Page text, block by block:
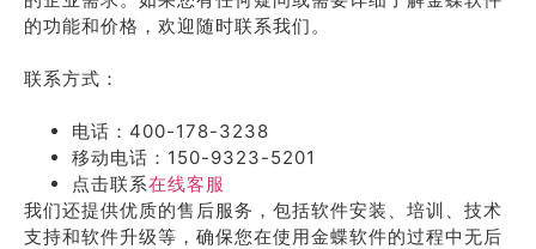
的功能和价格，欢迎随时联系我们。
联系方式：
电话：400-178-3238
移动电话：150-9323-5201
点击联系在线客服
我们还提供优质的售后服务，包括软件安装、培训、技术
支持和软件升级等，确保您在使用金蝶软件的过程中无后